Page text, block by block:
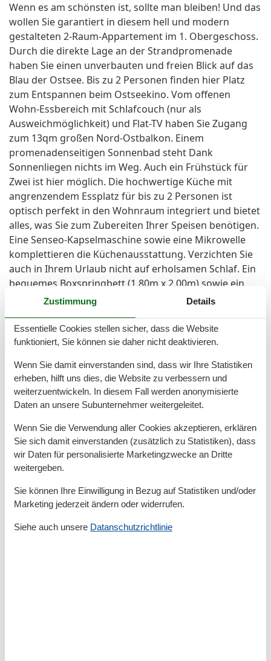
Wenn es am schönsten ist, sollte man bleiben! Und das
wollen Sie garantiert in diesem hell und modern
gestalteten 2-Raum-Appartement im 1. Obergeschoss.
Durch die direkte Lage an der Strandpromenade
haben Sie einen unverbauten und freien Blick auf das
Blau der Ostsee. Bis zu 2 Personen finden hier Platz
zum Entspannen beim Ostseekino. Vom offenen
Wohn-Essbereich mit Schlafcouch (nur als
Ausweichmöglichkeit) und Flat-TV haben Sie Zugang
zum 13qm großen Nord-Ostbalkon. Einem
promenadenseitigen Sonnenbad steht Dank
Sonnenliegen nichts im Weg. Auch ein Frühstück für
Zwei ist hier möglich. Die hochwertige Küche mit
angrenzendem Essplatz für bis zu 2 Personen ist
optisch perfekt in den Wohnraum integriert und bietet
alles, was Sie zum Zubereiten Ihrer Speisen benötigen.
Eine Senseo-Kapselmaschine sowie eine Mikrowelle
komplettieren die Küchenausstattung. Verzichten Sie
auch in Ihrem Urlaub nicht auf erholsamen Schlaf. Ein
bequemes Boxspringbett (1,80m x 2,00m) sowie ein
Flat-TV laden am Abend zum Träumen ein. In dem
und WC liegen bereits die Handtücher bei Ihrer Anreise
für Sie bereit. Dem Appartement ist ein PKW-Stellplatz
das Appartement auch über kostenfreies W-Lan.
Herzlich Willkommen im Haus Dünenstraße 25 in
Zinnowitz. Direkt an der Promenade gelegen, nur
wenige Meter zum Strand bieten die Appartements
einen schönen Blick auf die Ostsee. Zu jeder Wohnung
gehört ein Außenstellplatz. Das WLAN-Netz ist
kostenfrei nutzbar. Außerdem steht für Fahrräder ein
Gemeinschaftsraum zur Verfügung.
Zustimmung Details
Essentielle Cookies stellen sicher, dass die Website
funktioniert, Sie können sie daher nicht deaktivieren.
Wenn Sie damit einverstanden sind, dass wir Ihre Statistiken
erheben, hilft uns dies, die Website zu verbessern und
weiterzuentwickeln. In diesem Fall werden anonymisierte
Daten an unsere Subunternehmer weitergeleitet.
Wenn Sie die Verwendung aller Cookies akzeptieren, erklären
Sie sich damit einverstanden (zusätzlich zu Statistiken), dass
wir Daten für personalisierte Marketingzwecke an Dritte
weitergeben.
Sie können Ihre Einwilligung in Bezug auf Statistiken und/oder
Marketing jederzeit ändern oder widerrufen.
Siehe auch unsere Datanschutzrichtlinie